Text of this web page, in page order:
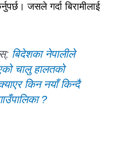
जसले गर्दा बिरामीलाई
बिदेशका नेपालीले
चालु हालतको
किन नयाँ किन्दै
?